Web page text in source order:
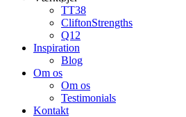
TT38
CliftonStrengths
Q12
Inspiration
Blog
Om os
Om os
Testimonials
Kontakt